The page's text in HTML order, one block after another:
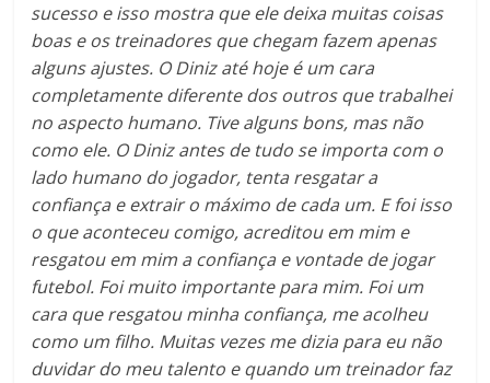
sucesso e isso mostra que ele deixa muitas coisas
boas e os treinadores que chegam fazem apenas
alguns ajustes. O Diniz até hoje é um cara
completamente diferente dos outros que trabalhei
no aspecto humano. Tive alguns bons, mas não
como ele. O Diniz antes de tudo se importa com o
lado humano do jogador, tenta resgatar a
confiança e extrair o máximo de cada um. E foi isso
o que aconteceu comigo, acreditou em mim e
resgatou em mim a confiança e vontade de jogar
futebol. Foi muito importante para mim. Foi um
cara que resgatou minha confiança, me acolheu
como um filho. Muitas vezes me dizia para eu não
duvidar do meu talento e quando um treinador faz